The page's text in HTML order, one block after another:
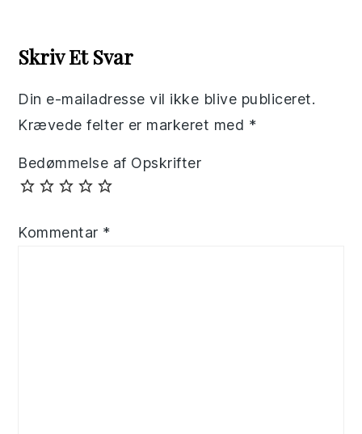
Interactions
Skriv Et Svar
Din e-mailadresse vil ikke blive publiceret.
Krævede felter er markeret med *
Bedømmelse af Opskrifter
Kommentar *